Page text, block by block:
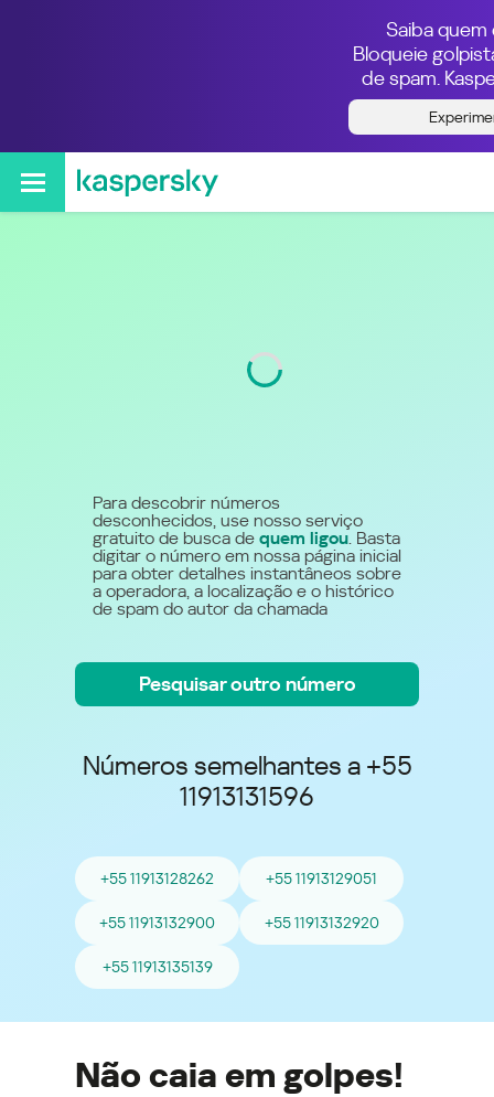
Saiba quem
Bloqueie
de spam.
Quem ligou do número
011913131596
Para descobrir números
desconhecidos, use nosso serviço
gratuito de busca de quem ligou. Basta
digitar o número em nossa página inicial
para obter detalhes instantâneos sobre
a operadora, a localização e o histórico
de spam do autor da chamada
Pesquisar outro número
Números semelhantes a +55
11913131596
+55 11913128262 +55 11913129051
+55 11913132900 +55 11913132920
+55 11913135139
Não caia em golpes!